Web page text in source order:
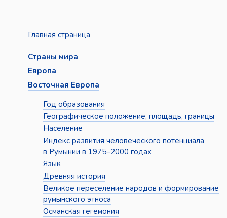
Главная страница
Страны мира
Европа
Восточная Европа
Год образования
Географическое положение, площадь, границы
Население
Индекс развития человеческого потенциала
в Румынии в 1975–2000 годах
Язык
Древняя история
Великое переселение народов и формирование
румынского этноса
Османская гегемония